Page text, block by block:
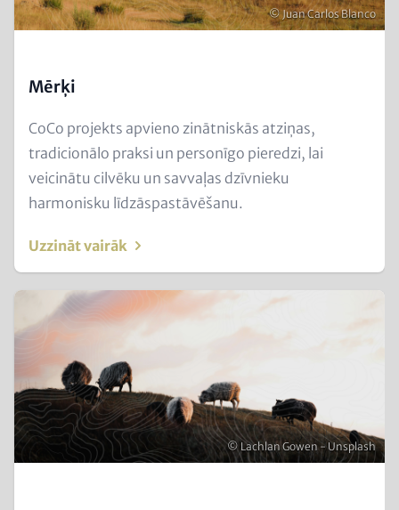
Autortiesības
© Juan Carlos Blanco
Mērķi
Text
for
Teaser
and
CoCo projekts apvieno zinātniskās atziņas,
tradicionālo praksi un personīgo pieredzi, lai
veicinātu cilvēku un savvaļas dzīvnieku
harmonisku līdzāspastāvēšanu.
Uzzināt vairāk
Image
(Teaser
Autortiesības
© Lachlan Gowen - Unsplash